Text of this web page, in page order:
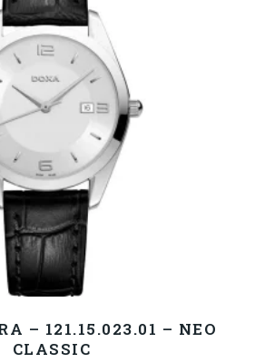
– 121.15.023.01 – NEO
CLASSIC